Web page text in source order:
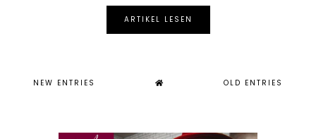
ARTIKEL LESEN
NEW ENTRIES OLD ENTRIES